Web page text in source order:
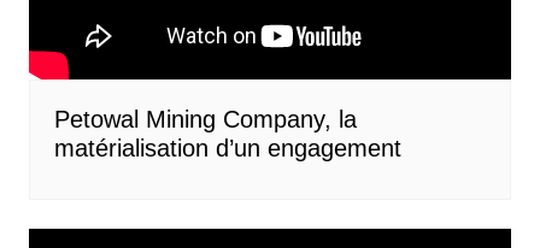
Petowal Mining Company, la
matérialisation d’un engagement